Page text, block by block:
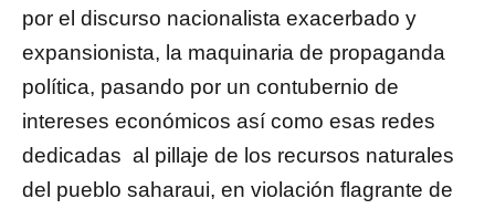
por el discurso nacionalista exacerbado y
expansionista, la maquinaria de propaganda
política, pasando por un contubernio de
intereses económicos así como esas redes
dedicadas al pillaje de los recursos naturales
del pueblo saharaui, en violación flagrante de